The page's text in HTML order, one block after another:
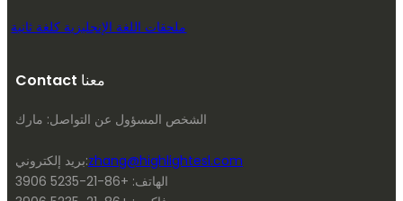
ملحقات اللغة الإنجليزية كلغة ثانية
Contact معنا
الشخص المسؤول عن التواصل: مارك
بريد إلكتروني:zhang@highlightesl.com
الهاتف: +86-21-5235 3906